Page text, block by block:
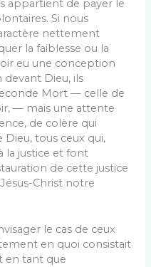
appartient de payer le
Si nous
nettement
la faiblesse ou la
eu une conception
Dieu, ils
Mort — celle de
— mais une attente
de colère qui
Dieu, tous ceux qui,
la justice et font
de cette justice
Christ notre
le cas de ceux
en quoi consistait
en tant que